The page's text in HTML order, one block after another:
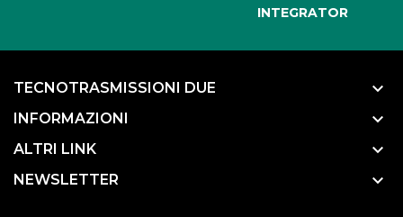
INTEGRATOR
TECNOTRASMISSIONI DUE keyboard_arrow_down
INFORMAZIONI keyboard_arrow_down
ALTRI LINK keyboard_arrow_down
NEWSLETTER keyboard_arrow_down